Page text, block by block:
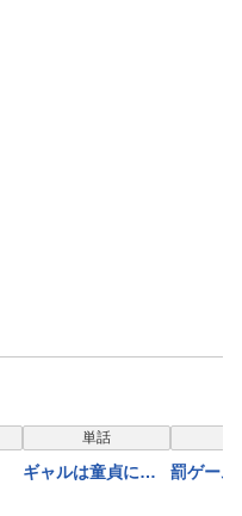
表示制限中
単話
ギャルは童貞に敵
表示
罰ゲーム